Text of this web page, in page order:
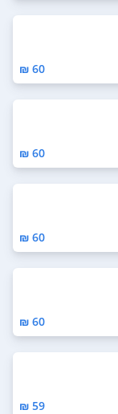
60 ₪
60 ₪
60 ₪
60 ₪
59 ₪